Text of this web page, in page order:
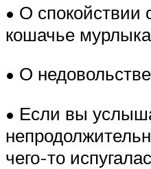
• О спокойствии
кошачье
• О
• Если вы
чего-то